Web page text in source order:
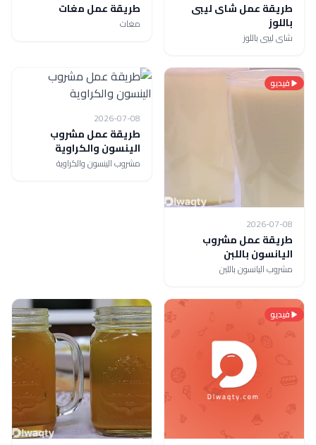
طريقة عمل شاى ليبى
باللوز
شاى ليبى باللوز
طريقة عمل مغات
مغات
فيديو
2026-07-08
طريقة عمل مشروب
اليانسون باللبن
مشروب اليانسون باللبن
2026-07-08
طريقة عمل مشروب
الينسون والكراوية
مشروب الينسون والكراوية
فيديو